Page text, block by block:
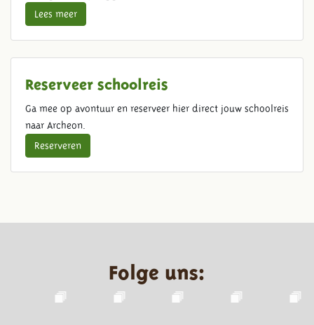
Lees meer
Reserveer schoolreis
Ga mee op avontuur en reserveer hier direct jouw schoolreis
naar Archeon.
Reserveren
Folge uns: